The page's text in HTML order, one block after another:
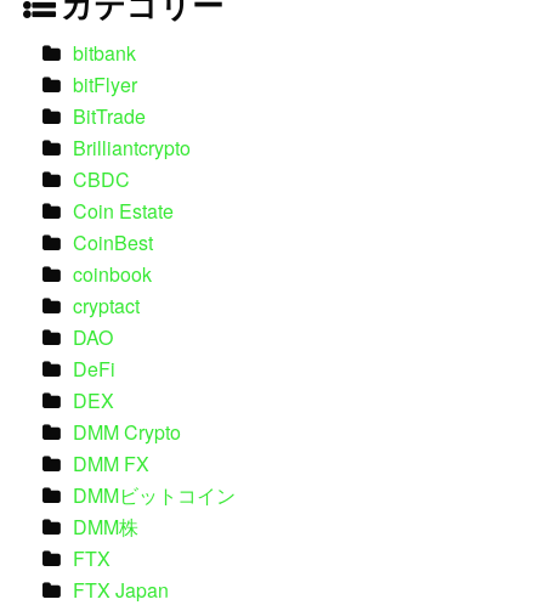
bitbank
bitFlyer
BitTrade
Brilliantcrypto
CBDC
Coin Estate
CoinBest
coinbook
cryptact
DAO
DeFi
DEX
DMM Crypto
DMM FX
DMMビットコイン
DMM株
FTX
FTX Japan